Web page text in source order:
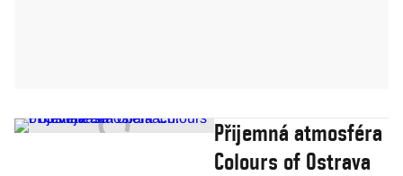
Přijemná atmosféra
Colours of Ostrava